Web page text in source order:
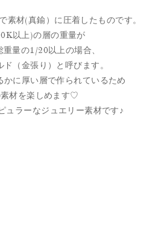
素材(真鍮）に圧着したものです。
以上)の層の重量が
量の1/20以上の場合、
ド（金張り）と呼びます。
かに厚い層で作られているため
材を楽しめます♡
ュラーなジュエリー素材です♪